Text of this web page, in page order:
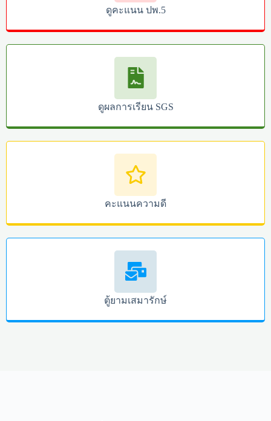
ดูคะแนน ปพ.5
ดูผลการเรียน SGS
คะแนนความดี
ตู้ยามเสมารักษ์